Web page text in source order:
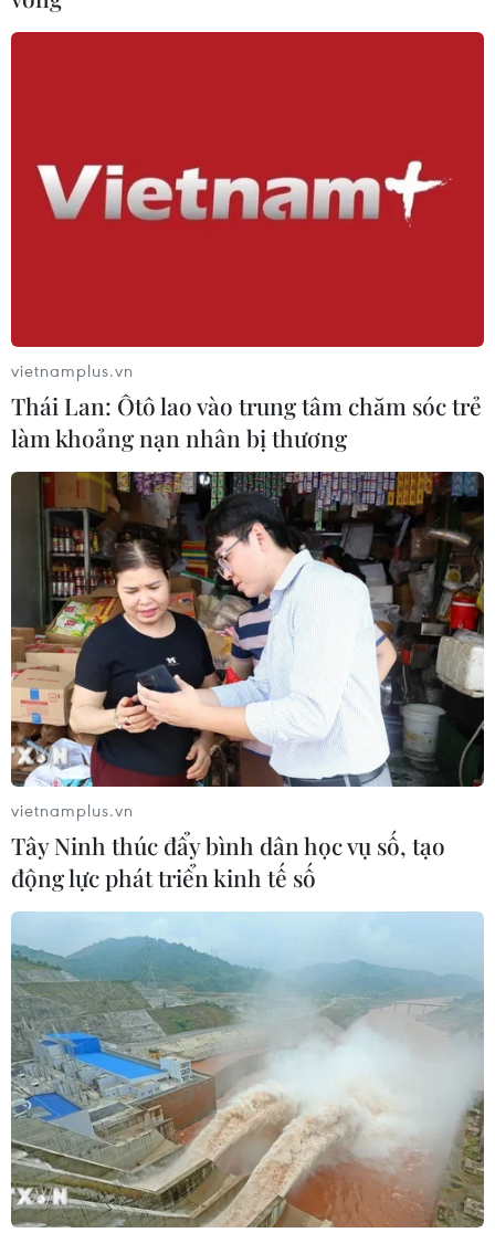
chưa từng tiết lộ
21/11/2016 07:32
Để giữ cho làn da - một trong những vũ khí tối thượng
vietnamplus.vn
Thái Lan: Ôtô lao vào trung tâm chăm sóc trẻ
làm khoảng nạn nhân bị thương
vietnamplus.vn
Tây Ninh thúc đẩy bình dân học vụ số, tạo
động lực phát triển kinh tế số